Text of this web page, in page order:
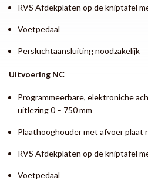
RVS Afdekplaten op de kniptafel
Voetpedaal
Persluchtaansluiting noodzakelijk
Uitvoering NC
Programmeerbare, elektroniche
uitlezing 0 – 750 mm
Plaathooghouder met afvoer plaat
RVS Afdekplaten op de kniptafel
Voetpedaal